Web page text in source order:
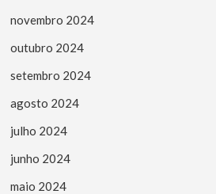
novembro 2024
outubro 2024
setembro 2024
agosto 2024
julho 2024
junho 2024
maio 2024